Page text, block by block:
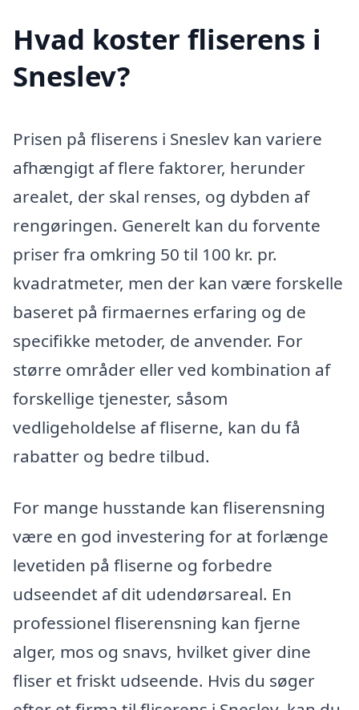
Hvad koster fliserens i
Sneslev?
Prisen på fliserens i Sneslev kan variere
afhængigt af flere faktorer, herunder
arealet, der skal renses, og dybden af
rengøringen. Generelt kan du forvente
priser fra omkring 50 til 100 kr. pr.
kvadratmeter, men der kan være forskelle
baseret på firmaernes erfaring og de
specifikke metoder, de anvender. For
større områder eller ved kombination af
forskellige tjenester, såsom
vedligeholdelse af fliserne, kan du få
rabatter og bedre tilbud.
For mange husstande kan fliserensning
være en god investering for at forlænge
levetiden på fliserne og forbedre
udseendet af dit udendørsareal. En
professionel fliserensning kan fjerne
alger, mos og snavs, hvilket giver dine
fliser et friskt udseende. Hvis du søger